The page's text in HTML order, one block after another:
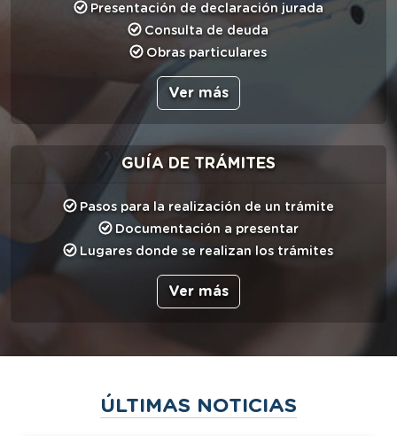
Presentación de declaración jurada
Consulta de deuda
Obras particulares
Ver más
GUÍA DE TRÁMITES
Pasos para la realización de un trámite
Documentación a presentar
Lugares donde se realizan los trámites
Ver más
ÚLTIMAS NOTICIAS